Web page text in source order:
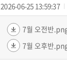
2026-06-25 13:59:37
7월 오전반
7월 오후반